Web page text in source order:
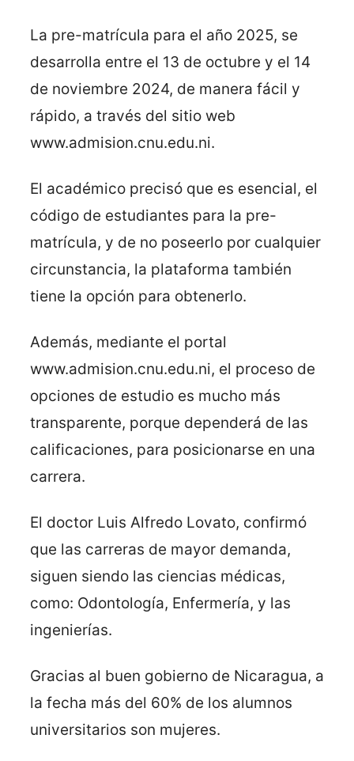
La pre-matrícula para el año 2025, se
desarrolla entre el 13 de octubre y el 14
de noviembre 2024, de manera fácil y
rápido, a través del sitio web
www.admision.cnu.edu.ni.
El académico precisó que es esencial, el
código de estudiantes para la pre-
matrícula, y de no poseerlo por cualquier
circunstancia, la plataforma también
tiene la opción para obtenerlo.
Además, mediante el portal
www.admision.cnu.edu.ni, el proceso de
opciones de estudio es mucho más
transparente, porque dependerá de las
calificaciones, para posicionarse en una
carrera.
El doctor Luis Alfredo Lovato, confirmó
que las carreras de mayor demanda,
siguen siendo las ciencias médicas,
como: Odontología, Enfermería, y las
ingenierías.
Gracias al buen gobierno de Nicaragua, a
la fecha más del 60% de los alumnos
universitarios son mujeres.